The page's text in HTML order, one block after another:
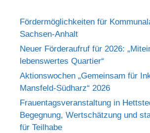
Fördermöglichkeiten für
Sachsen-Anhalt
Neuer Förderaufruf für 2026:
lebenswertes Quartier“
Aktionswochen „Gemeinsam für
Mansfeld-Südharz“ 2026
Frauentagsveranstaltung in
Begegnung, Wertschätzung und
für Teilhabe